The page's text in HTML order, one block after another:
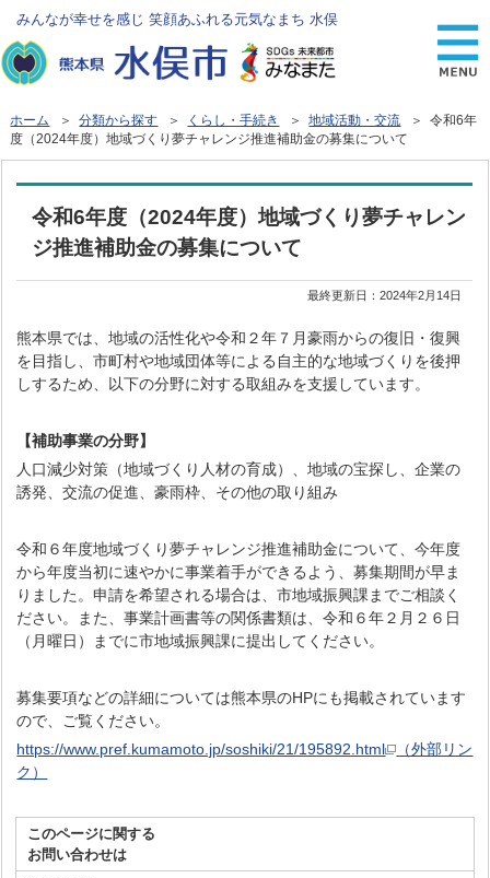
みんなが幸せを感じ 笑顔あふれる元気なまち 水俣
ホーム ＞分類から探す ＞ くらし・手続き ＞地域活動・交流 ＞ 令和6年
度（2024年度）地域づくり夢チャレンジ推進補助金の募集について
令和6年度（2024年度）地域づくり夢チャレン
ジ推進補助金の募集について
最終更新日：2024年2月14日
熊本県では、地域の活性化や令和２年７月豪雨からの復旧・復興
を目指し、市町村や地域団体等による自主的な地域づくりを後押
しするため、以下の分野に対する取組みを支援しています。
【補助事業の分野】
人口減少対策（地域づくり人材の育成）、地域の宝探し、企業の
誘発、交流の促進、豪雨枠、その他の取り組み
令和６年度地域づくり夢チャレンジ推進補助金について、今年度
から年度当初に速やかに事業着手ができるよう、募集期間が早ま
りました。申請を希望される場合は、市地域振興課までご相談く
ださい。また、事業計画書等の関係書類は、令和６年２月２６日
（月曜日）までに市地域振興課に提出してください。
募集要項などの詳細については熊本県のHPにも掲載されています
ので、ご覧ください。
https://www.pref.kumamoto.jp/soshiki/21/195892.html
（外部リン
ク）
このページに関する
お問い合わせは